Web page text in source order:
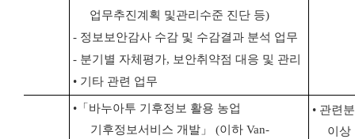
업무추진계획 및관리수준 진단 등)
- 정보보안감사 수감 및 수감결과 분석 업무
- 분기별 자체평가, 보안취약점 대응 및 관리
• 기타 관련 업무
•「 바누아투 기후정보 활용 농업
기후정보서비스 개발」 (이하 Van-
• 관련
이상